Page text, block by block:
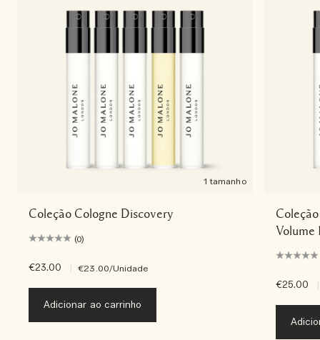
1 tamanho
Coleção Cologne Discovery
(0)
€23.00 €23.00/Unidade
Adicionar ao carrinho
Volume
€25.00